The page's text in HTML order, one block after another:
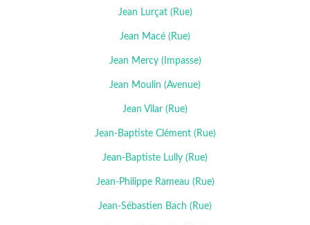
Jean Lurçat (Rue)
Jean Macé (Rue)
Jean Mercy (Impasse)
Jean Moulin (Avenue)
Jean Vilar (Rue)
Jean-Baptiste Clément (Rue)
Jean-Baptiste Lully (Rue)
Jean-Philippe Rameau (Rue)
Jean-Sébastien Bach (Rue)